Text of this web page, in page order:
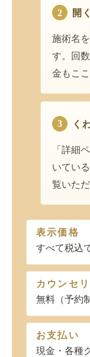
2 開く
施術名
す。回
金もこ
3 く
「詳細
いてい
覧いた
表示価格
すべて税込
カウンセ
無料（予約
お支払い
現金・各種